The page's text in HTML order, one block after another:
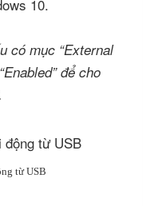
10.
có mục “External
để cho
từ USB